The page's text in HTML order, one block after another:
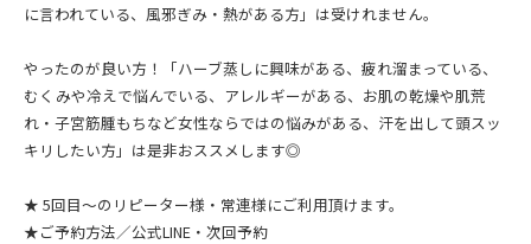
に言われている、風邪ぎみ・熱がある方」は受けれません。
やったのが良い方！「ハーブ蒸しに興味がある、疲れ溜まっている、
むくみや冷えで悩んでいる、アレルギーがある、お肌の乾燥や肌荒
れ・子宮筋腫もちなど女性ならではの悩みがある、汗を出して頭スッ
キリしたい方」は是非おススメします◎
★ 5回目〜のリピーター様・常連様にご利用頂けます。
★ご予約方法／公式LINE・次回予約